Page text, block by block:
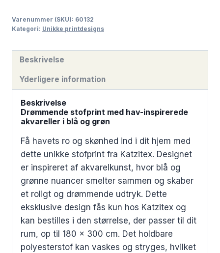
grøn
antal
Varenummer (SKU): 60132
Kategori: Unikke printdesigns
Beskrivelse
Yderligere information
Beskrivelse
Drømmende stofprint med hav-inspirerede
akvareller i blå og grøn
Få havets ro og skønhed ind i dit hjem med
dette unikke stofprint fra Katzitex. Designet
er inspireret af akvarelkunst, hvor blå og
grønne nuancer smelter sammen og skaber
et roligt og drømmende udtryk. Dette
eksklusive design fås kun hos Katzitex og
kan bestilles i den størrelse, der passer til dit
rum, op til 180 x 300 cm. Det holdbare
polyesterstof kan vaskes og stryges, hvilket